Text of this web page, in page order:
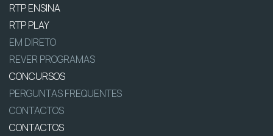
RTP ENSINA
RTP PLAY
EM DIRETO
REVER PROGRAMAS
CONCURSOS
PERGUNTAS FREQUENTES
CONTACTOS
CONTACTOS